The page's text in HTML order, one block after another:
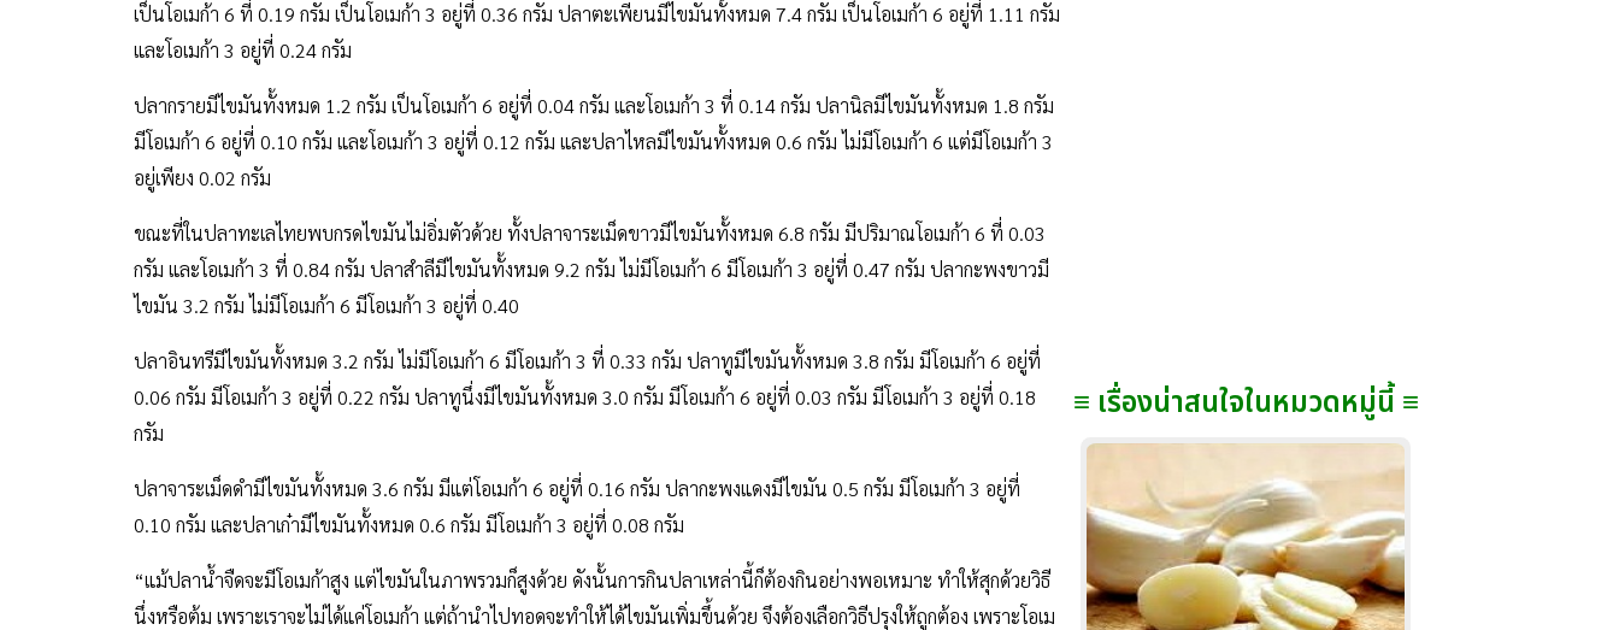
เป็นโอเมก้า 6 ที่ 0.19 กรัม เป็นโอเมก้า 3 อยู่ที่ 0.36 กรัม ปลาตะเพียนมีไขมันทั้งหมด 7.4 กรัม เป็นโอเมก้า 6 อยู่ที่ 1.11 กรัม
และโอเมก้า 3 อยู่ที่ 0.24 กรัม
ปลากรายมีไขมันทั้งหมด 1.2 กรัม เป็นโอเมก้า 6 อยู่ที่ 0.04 กรัม และโอเมก้า 3 ที่ 0.14 กรัม ปลานิลมีไขมันทั้งหมด 1.8 กรัม
มีโอเมก้า 6 อยู่ที่ 0.10 กรัม และโอเมก้า 3 อยู่ที่ 0.12 กรัม และปลาไหลมีไขมันทั้งหมด 0.6 กรัม ไม่มีโอเมก้า 6 แต่มีโอเมก้า 3
อยู่เพียง 0.02 กรัม
ขณะที่ในปลาทะเลไทยพบกรดไขมันไม่อิ่มตัวด้วย ทั้งปลาจาระเม็ดขาวมีไขมันทั้งหมด 6.8 กรัม มีปริมาณโอเมก้า 6 ที่ 0.03
กรัม และโอเมก้า 3 ที่ 0.84 กรัม ปลาสำลีมีไขมันทั้งหมด 9.2 กรัม ไม่มีโอเมก้า 6 มีโอเมก้า 3 อยู่ที่ 0.47 กรัม ปลากะพงขาวมี
ไขมัน 3.2 กรัม ไม่มีโอเมก้า 6 มีโอเมก้า 3 อยู่ที่ 0.40
ปลาอินทรีมีไขมันทั้งหมด 3.2 กรัม ไม่มีโอเมก้า 6 มีโอเมก้า 3 ที่ 0.33 กรัม ปลาทูมีไขมันทั้งหมด 3.8 กรัม มีโอเมก้า 6 อยู่ที่
0.06 กรัม มีโอเมก้า 3 อยู่ที่ 0.22 กรัม ปลาทูนึ่งมีไขมันทั้งหมด 3.0 กรัม มีโอเมก้า 6 อยู่ที่ 0.03 กรัม มีโอเมก้า 3 อยู่ที่ 0.18
กรัม
ปลาจาระเม็ดดำมีไขมันทั้งหมด 3.6 กรัม มีแต่โอเมก้า 6 อยู่ที่ 0.16 กรัม ปลากะพงแดงมีไขมัน 0.5 กรัม มีโอเมก้า 3 อยู่ที่
0.10 กรัม และปลาเก๋ามีไขมันทั้งหมด 0.6 กรัม มีโอเมก้า 3 อยู่ที่ 0.08 กรัม
“แม้ปลาน้ำจืดจะมีโอเมก้าสูง แต่ไขมันในภาพรวมก็สูงด้วย ดังนั้นการกินปลาเหล่านี้ก็ต้องกินอย่างพอเหมาะ ทำให้สุกด้วยวิธี
นึ่งหรือต้ม เพราะเราจะไม่ได้แค่โอเมก้า แต่ถ้านำไปทอดจะทำให้ได้ไขมันเพิ่มขึ้นด้วย จึงต้องเลือกวิธีปรุงให้ถูกต้อง เพราะโอเม
≡ เรื่องน่าสนใจในหมวดหมู่นี้ ≡